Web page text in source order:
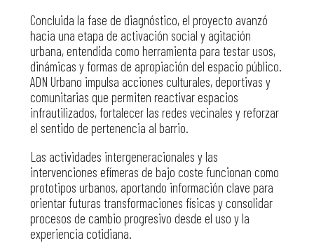
Concluida la fase de diagnóstico, el proyecto avanzó
hacia una etapa de activación social y agitación
urbana, entendida como herramienta para testar usos,
dinámicas y formas de apropiación del espacio público.
ADN Urbano impulsa acciones culturales, deportivas y
comunitarias que permiten reactivar espacios
infrautilizados, fortalecer las redes vecinales y reforzar
el sentido de pertenencia al barrio.
Las actividades intergeneracionales y las
intervenciones efímeras de bajo coste funcionan como
prototipos urbanos, aportando información clave para
orientar futuras transformaciones físicas y consolidar
procesos de cambio progresivo desde el uso y la
experiencia cotidiana.